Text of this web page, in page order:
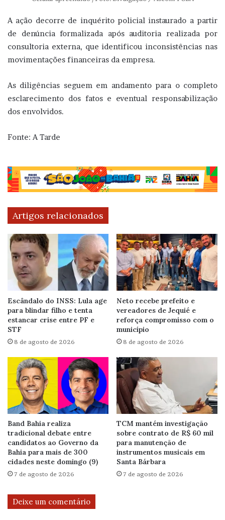
A ação decorre de inquérito policial instaurado a partir
de denúncia formalizada após auditoria realizada por
consultoria externa, que identificou inconsistências nas
movimentações financeiras da empresa.
As diligências seguem em andamento para o completo
esclarecimento dos fatos e eventual responsabilização
dos envolvidos.
Fonte: A Tarde
Artigos relacionados
Escândalo do INSS: Lula age
para blindar filho e tenta
estancar crise entre PF e
STF
8 de agosto de 2026
Neto recebe prefeito e
vereadores de Jequié e
reforça compromisso com o
município
8 de agosto de 2026
Band Bahia realiza
tradicional debate entre
candidatos ao Governo da
Bahia para mais de 300
cidades neste domingo (9)
7 de agosto de 2026
TCM mantém investigação
sobre contrato de R$ 60 mil
para manutenção de
instrumentos musicais em
Santa Bárbara
7 de agosto de 2026
Deixe um comentário